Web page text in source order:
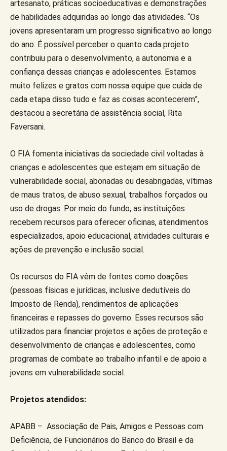
artesanato, práticas socioeducativas e demonstrações
de habilidades adquiridas ao longo das atividades. “Os
jovens apresentaram um progresso significativo ao longo
do ano. É possível perceber o quanto cada projeto
contribuiu para o desenvolvimento, a autonomia e a
confiança dessas crianças e adolescentes. Estamos
muito felizes e gratos com nossa equipe que cuida de
cada etapa disso tudo e faz as coisas acontecerem”,
destacou a secretária de assistência social, Rita
Faversani.
O FIA fomenta iniciativas da sociedade civil voltadas à
crianças e adolescentes que estejam em situação de
vulnerabilidade social, abonadas ou desabrigadas, vítimas
de maus tratos, de abuso sexual, trabalhos forçados ou
uso de drogas. Por meio do fundo, as instituições
recebem recursos para oferecer oficinas, atendimentos
especializados, apoio educacional, atividades culturais e
ações de prevenção e inclusão social.
Os recursos do FIA vêm de fontes como doações
(pessoas físicas e jurídicas, inclusive dedutíveis do
Imposto de Renda), rendimentos de aplicações
financeiras e repasses do governo. Esses recursos são
utilizados para financiar projetos e ações de proteção e
desenvolvimento de crianças e adolescentes, como
programas de combate ao trabalho infantil e de apoio a
jovens em vulnerabilidade social.
Projetos atendidos:
APABB – Associação de Pais, Amigos e Pessoas com
Deficiência, de Funcionários do Banco do Brasil e da